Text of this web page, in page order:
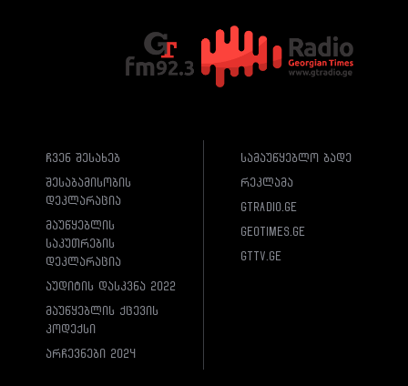
ჩვენ შესახებ
შესაბამისობის
დეკლარაცია
მაუწყებლის
საკუთრების
დეკლარაცია
აუდიტის დასკვნა 2022
მაუწყებლის ქცევის
კოდექსი
არჩევნები 2024
სამაუწყებლო ბადე
რეკლამა
gtradio.ge
geotimes.ge
gttv.ge